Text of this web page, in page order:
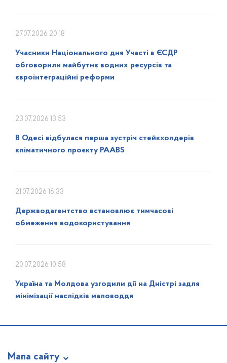
27.07.2026 20:18
Учасники Національного дня Участі в ЄСДР
обговорили майбутнє водних ресурсів та
євроінтеграційні реформи
23.07.2026 13:53
В Одесі відбулася перша зустріч стейкхолдерів
кліматичного проєкту PAABS
21.07.2026 16:33
Держводагентство встановлює тимчасові
обмеження водокористування
20.07.2026 10:58
Україна та Молдова узгодили дії на Дністрі задля
мінімізації наслідків маловоддя
Мапа сайту